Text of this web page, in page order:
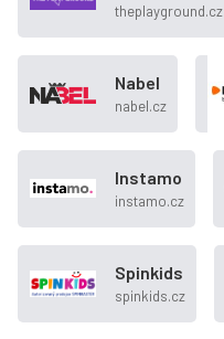
theplayground.cz
Nabel
nabel.cz
Instamo
instamo.cz
Spinkids
spinkids.cz